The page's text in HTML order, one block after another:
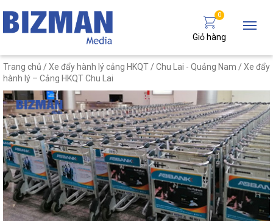
0
Giỏ hàng
Trang chủ /Xe đẩy hành lý cảng HKQT /Chu Lai - Quảng Nam / Xe đẩy
hành lý – Cảng HKQT Chu Lai